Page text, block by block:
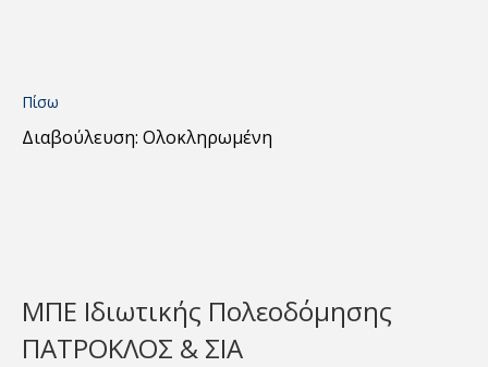
Πίσω
Διαβούλευση: Ολοκληρωμένη
ΜΠΕ Ιδιωτικής Πολεοδόμησης
ΠΑΤΡΟΚΛΟΣ & ΣΙΑ